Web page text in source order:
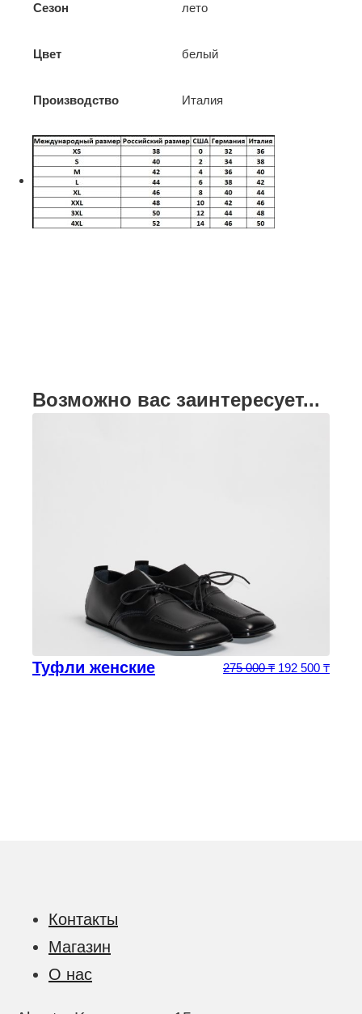
Сезон лето
Цвет белый
Производство Италия
Возможно вас заинтересует...
Туфли женские 275 000₸ 192 500 ₸
Контакты
Магазин
О нас